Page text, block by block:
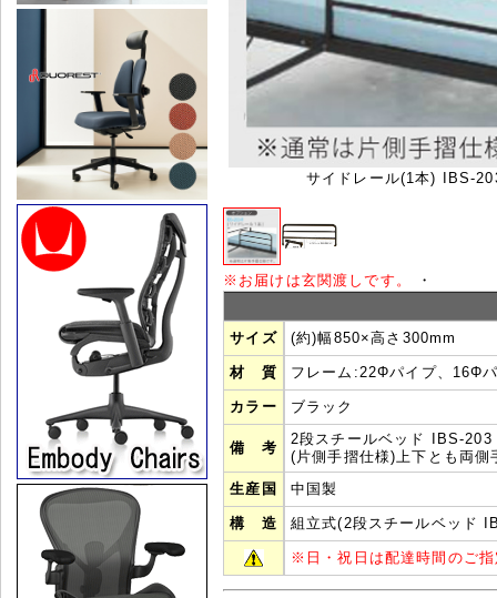
サイドレール(1本) IBS-
※ お届けは玄関渡しです。 ・
サイズ (約)幅850×高さ300mm
材 質 フレーム:22Φパイプ、16Φ
カラー ブラック
備 考
2段スチールベッド IBS-
(片側手摺仕様)上下とも両
生産国
中国製
構 造 組立式(2段スチールベッド
※ 日・祝日は配達時間のご